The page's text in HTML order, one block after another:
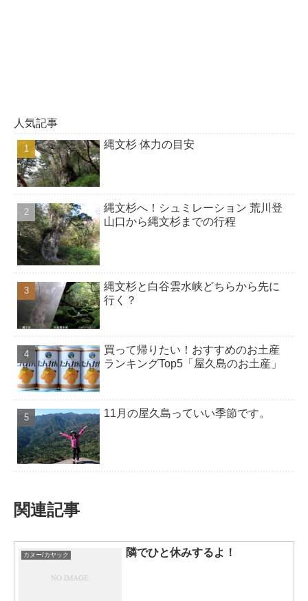
人気記事
縄文杉 体力の目安
縄文杉へ！シュミレーション 荒川登
山口から縄文杉までの行程
縄文杉と白谷雲水峡どちらから先に
行く？
買って帰りたい！おすすめのお土産
ランキングTop5「屋久島のお土産」
11月の屋久島っていい季節です。
関連記事
カヌー/カヤック 隣でひと休みするよ！